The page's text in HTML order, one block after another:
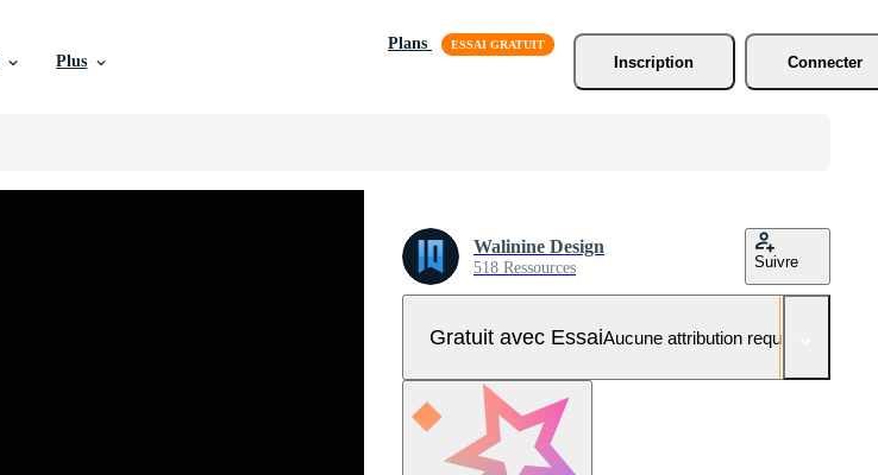
Plus
Plans
Inscription
Connecter
Walinine Design
518 Ressources Suivre
Gratuit avec EssaiAucune attribution requise